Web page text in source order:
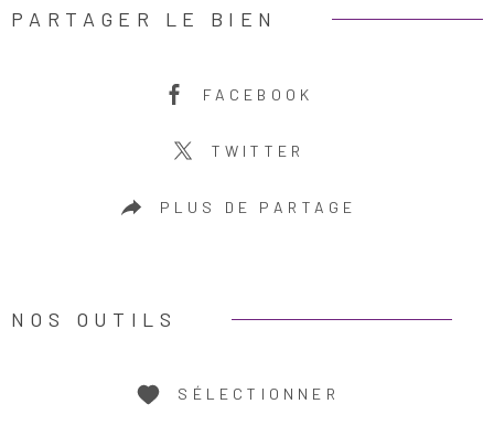
PARTAGER LE BIEN
FACEBOOK
TWITTER
PLUS DE PARTAGE
NOS OUTILS
SÉLECTIONNER